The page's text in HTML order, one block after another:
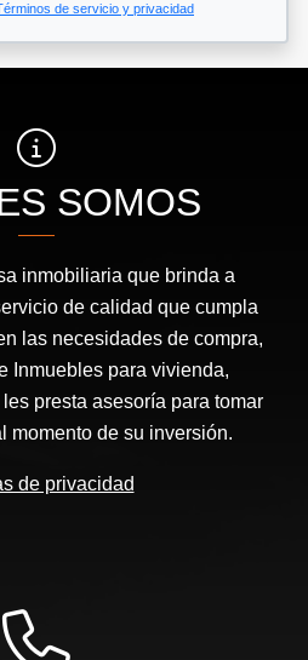
de servicio y privacidad
SOMOS
inmobiliaria que brinda a
de calidad que cumpla
las necesidades de compra,
Inmuebles para vivienda,
presta asesoría para tomar
momento de su inversión.
de privacidad